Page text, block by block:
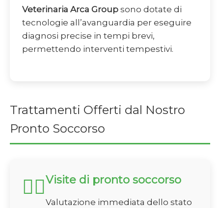
Veterinaria Arca Group sono dotate di
tecnologie all’avanguardia per eseguire
diagnosi precise in tempi brevi,
permettendo interventi tempestivi.
Trattamenti Offerti dal Nostro
Pronto Soccorso
🏃‍♂️Visite di pronto soccorso
Valutazione immediata dello stato